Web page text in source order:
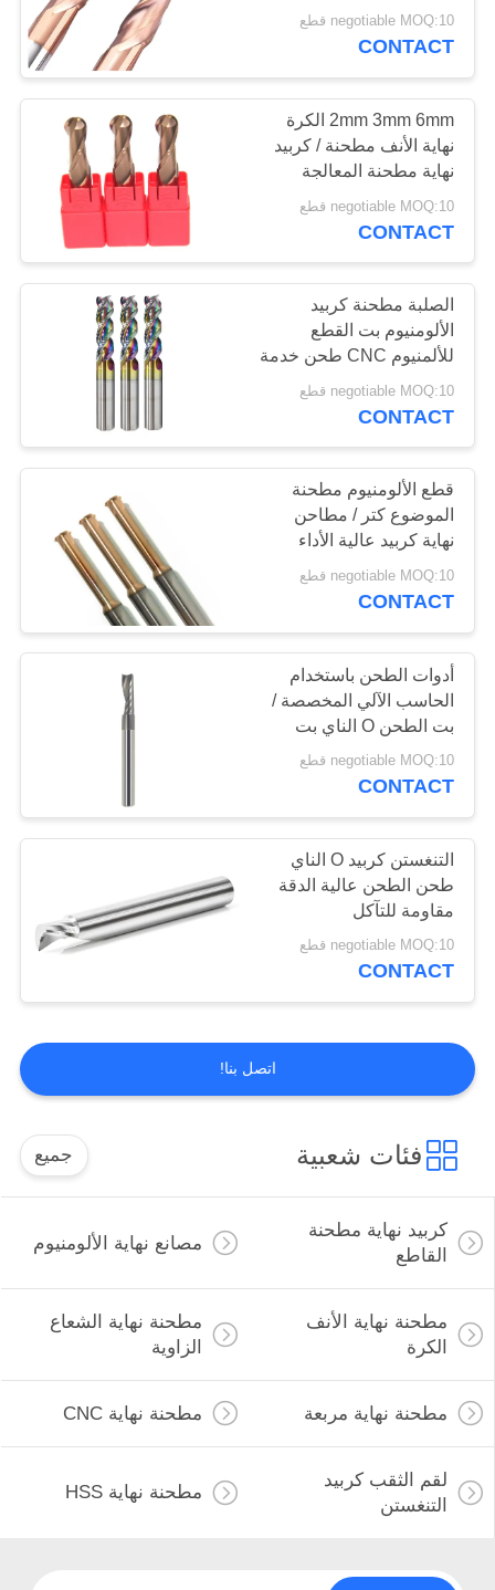
عالية الأداء
negotiable MOQ:10 قطع
CONTACT
2mm 3mm 6mm الكرة
نهاية الأنف مطحنة / كربيد
نهاية مطحنة المعالجة
العامة
negotiable MOQ:10 قطع
CONTACT
الصلبة مطحنة كربيد
الألومنيوم بت القطع
للألمنيوم CNC طحن خدمة
طويلة
negotiable MOQ:10 قطع
CONTACT
قطع الألومنيوم مطحنة
الموضوع كتر / مطاحن
نهاية كربيد عالية الأداء
negotiable MOQ:10 قطع
CONTACT
أدوات الطحن باستخدام
الحاسب الآلي المخصصة /
بت الطحن O الناي بت
الدقة العالية
negotiable MOQ:10 قطع
CONTACT
التنغستن كربيد O الناي
طحن الطحن عالية الدقة
مقاومة للتآكل
negotiable MOQ:10 قطع
CONTACT
اتصل بنا!
فئات شعبية جميع
كربيد نهاية مطحنة
القاطع
مصانع نهاية الألومنيوم
مطحنة نهاية الأنف
الكرة
مطحنة نهاية الشعاع
الزاوية
مطحنة نهاية مربعة مطحنة نهاية CNC
لقم الثقب كربيد
التنغستن
مطحنة نهاية HSS